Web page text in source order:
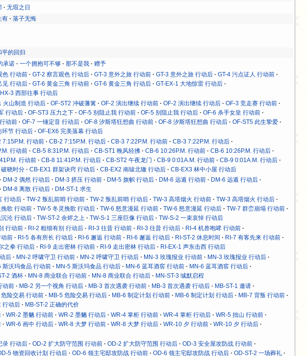
无瑕之日
有
落子无悔
平的回归
承诺 一个拥抱可不够 那不是我 赠予
色 行动前 GT-2 察言观色 行动后 GT-3 意外之旅 行动前 GT-3 意外之旅 行动后
GT-4 污点证人 行动前
见 行动后 GT-6 黄金三角 行动前 GT-6 黄金三角 行动后
GT-EX-1 大地惊雷 行动后
3 西部往事 行动后
火山制造 行动后 OF-ST2 冲破藩篱 OF-2 演出继续 行动前 OF-2 演出继续 行动后
OF-3 竞走赛 行动前
行动后 OF-ST3 压力之下 OF-5 别阻止我 行动前 OF-5 别阻止我 行动后
OF-6 杀手女皇 行动前
动前 OF-7 一锤定音 行动后 OF-8 汐斯塔狂想曲 行动前 OF-8 汐斯塔狂想曲 行动后
OF-ST5 此生挚爱
环节 行动后 OF-EX6 完美落幕 行动后
7:15P.M. 行动前 CB-2 7:15P.M. 行动后 CB-3 7:22P.M. 行动前
CB-3 7:22P.M. 行动后
行动前 CB-5 8:31P.M. 行动后 CB-ST1 晚风轻拂 CB-6 10:26P.M. 行动前
CB-6 10:26P.M. 行动后
行动前 CB-8 11:41P.M. 行动后 CB-ST2 午夜龙门 CB-9 0:01A.M. 行动前
CB-9 0:01A.M. 行动后
晓时分 CB-EX1 群架诀窍 行动后 CB-EX2 南辕北辙 行动后 CB-EX3 林中小屋 行动后
DM-2 偶然 行动后 DM-3 挤压 行动前 DM-5 旗帜 行动后 DM-6 远遁 行动前
DM-6 远遁 行动后
DM-8 离散 行动后 DM-ST-1 求生
行动后 TW-2 叛乱前哨 行动前 TW-2 叛乱前哨 行动后 TW-3 高塔烟火 行动前
TW-3 高塔烟火 行动后
歌 行动前 TW-5 冬灵挽歌 行动后 TW-6 怒意漫延 行动前 TW-6 怒意漫延 行动后
TW-7 群峦崩塌 行动前
沦 行动后 TW-ST-2 余烬之上 TW-S-1 三座巨像 行动后 TW-S-2 一束哀悼 行动后
行动前 RI-2 粗细有别 行动后 RI-3 往昔 行动前 RI-3 往昔 行动后
RI-4 机兽咆哮 行动前
前 RI-5 各有所长 行动后 RI-6 邂逅 行动前 RI-6 邂逅 行动后 RI-ST-2 休息时间
RI-7 有客先来 行动前
之拳 行动后 RI-9 走出密林 行动前 RI-9 走出密林 行动后 RI-EX-1 声东击西 行动后
后 MN-2 呼啸守卫 行动前 MN-2 呼啸守卫 行动后 MN-3 玫瑰报业 行动前
MN-3 玫瑰报业 行动后
斯沃玛食品 行动前 MN-5 斯沃玛食品 行动后 MN-6 蓝耳酒窖 行动前
MN-6 蓝耳酒窖 行动后
2 酒杯 MN-8 商业联合 行动前 MN-8 商业联合 行动后 MN-ST-3 缄默启程
动前 MB-2 另一个视角 行动后 MB-3 首次遇袭 行动前 MB-3 首次遇袭 行动后
MB-ST-1 邀请
危险交易 行动前 MB-5 危险交易 行动后 MB-6 制定计划 行动前 MB-6 制定计划 行动后
MB-7 背叛 行动前
行动后 MB-ST-2 正确的代价
WR-2 墨魉 行动前 WR-2 墨魉 行动后 WR-4 掌柜 行动前 WR-4 掌柜 行动后
WR-5 拙山 行动前
WR-6 画中 行动后 WR-8 大梦 行动前 WR-8 大梦 行动后 WR-10 夕 行动前
WR-10 夕 行动后
录 行动后 OD-2 扩大防守范围 行动前 OD-2 扩大防守范围 行动后
OD-3 安全屋攻防战 行动前
5 物资回收计划 行动后 OD-6 领主宅邸攻防战 行动前 OD-6 领主宅邸攻防战 行动后 OD-ST-2 一场葬礼